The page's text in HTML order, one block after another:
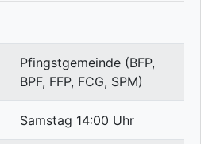
Pfingstgemeinde (BFP,
BPF, FFP, FCG, SPM)
Samstag 14:00 Uhr